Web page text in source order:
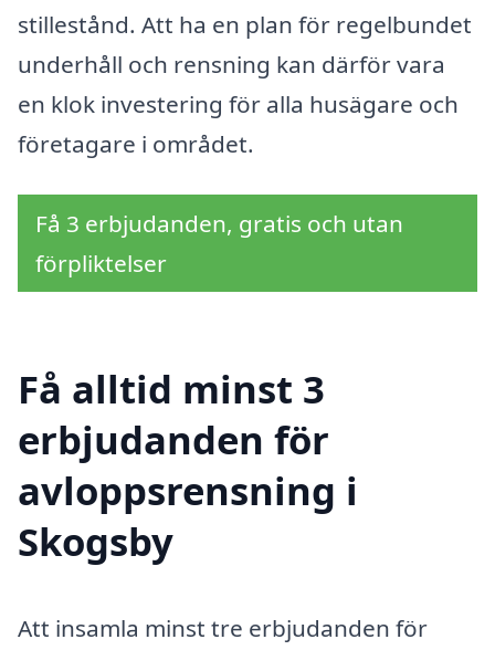
stillestånd. Att ha en plan för regelbundet
underhåll och rensning kan därför vara
en klok investering för alla husägare och
företagare i området.
Få 3 erbjudanden, gratis och utan
förpliktelser
Få alltid minst 3
erbjudanden för
avloppsrensning i
Skogsby
Att insamla minst tre erbjudanden för